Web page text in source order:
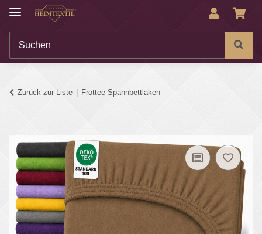
Zurück zur Liste Frottee Spannbettlaken